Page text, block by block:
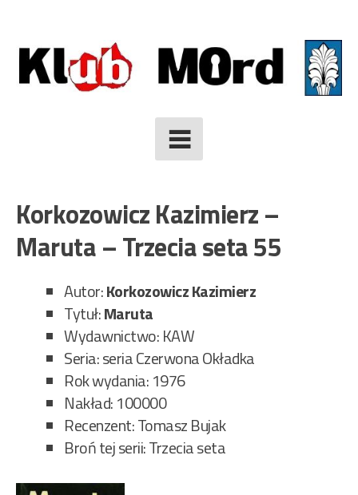
to
content
Korkozowicz Kazimierz –
Maruta – Trzecia seta 55
Autor:Korkozowicz Kazimierz
Tytuł:Maruta
Wydawnictwo: KAW
Seria: seria Czerwona Okładka
Rok wydania: 1976
Nakład: 100000
Recenzent: Tomasz Bujak
Broń tej serii: Trzecia seta